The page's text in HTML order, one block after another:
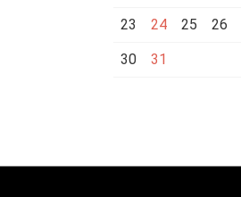
23 24 25 26
30 31